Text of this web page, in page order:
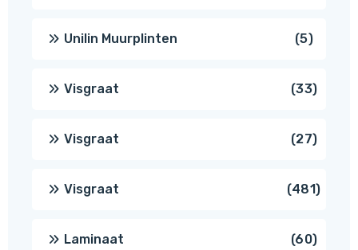
Unilin Muurplinten 55
Visgraat 3333
Visgraat 2727
Visgraat 481481
Laminaat 6060